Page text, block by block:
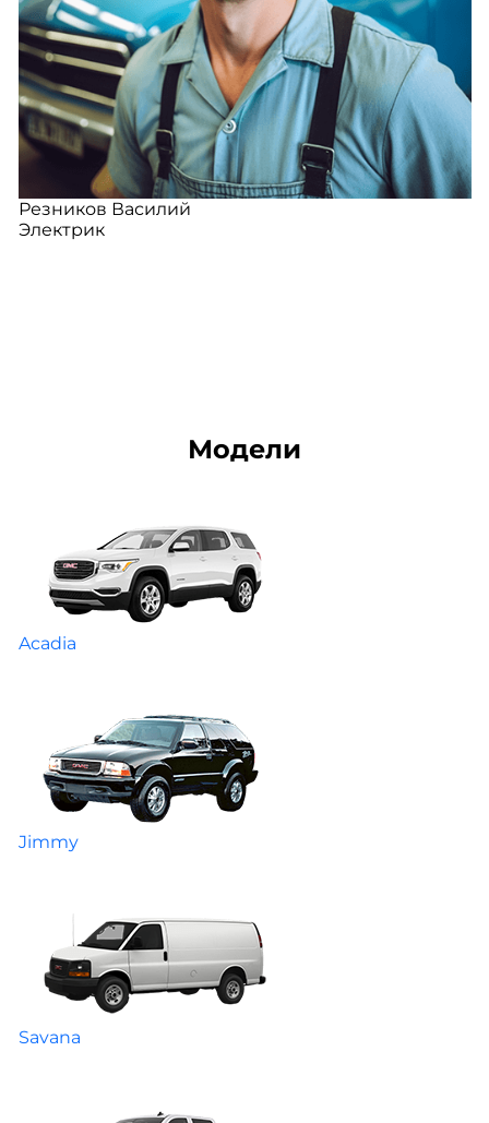
Резников Василий
Электрик
Модели
Acadia
Jimmy
Savana